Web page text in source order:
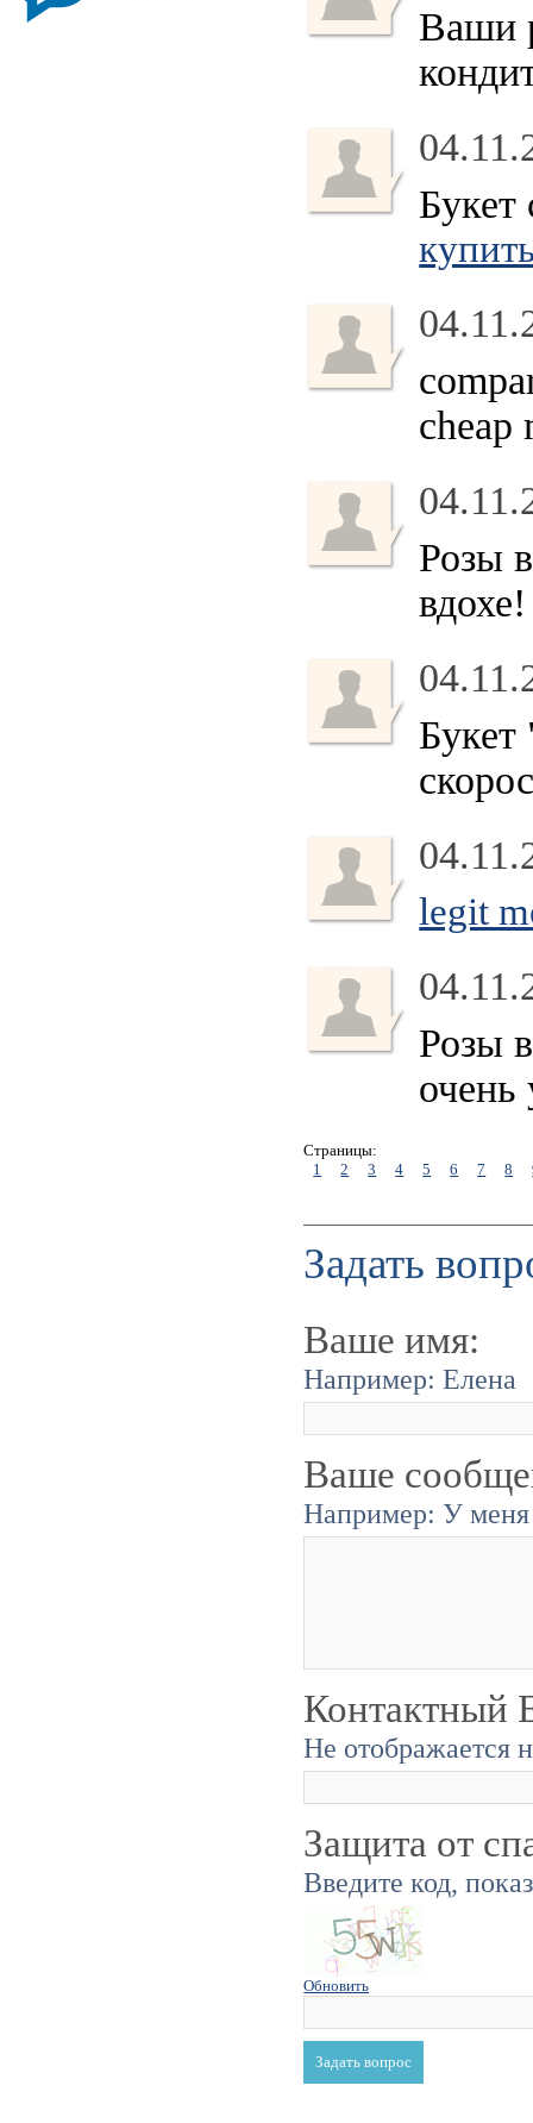
Ваши
cheap
Розы
Букет
legit
Розы
Страницы:
1
2 3 4 5 6 7 8
Задать
Ваше имя:
Например: Елена
Ваше
Например: У меня
Контактный
Не отображается
Защита от
Введите код,
Обновить